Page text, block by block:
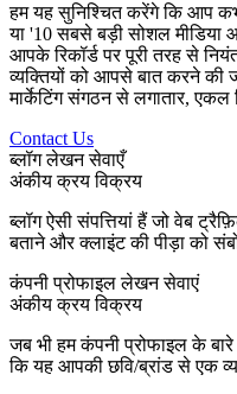
हम यह सुनिश्चित करेंगे कि आप
या '10 सबसे बड़ी सोशल
आपके रिकॉर्ड पर पूरी तरह से
व्यक्तियों को आपसे बात करने
मार्केटिंग संगठन से लगातार, एकल
Contact Us
ब्लॉग लेखन सेवाएँ
अंकीय क्रय विक्रय
ब्लॉग ऐसी संपत्तियां हैं जो वेब
बताने और क्लाइंट की पीड़ा को
कंपनी प्रोफाइल लेखन सेवाएं
अंकीय क्रय विक्रय
जब भी हम कंपनी प्रोफाइल के
कि यह आपकी छवि/ब्रांड से एक